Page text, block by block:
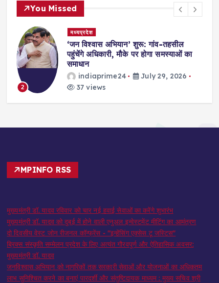
You Missed
2
मध्यप्रदेश
‘जन विश्वास अभियान’ शुरू: गांव-तहसील
पहुंचेंगे अधिकारी, मौके पर होगा समस्याओं का
समाधान
indiaprime24
July 29, 2026
37 views
MPINFO RSS
मुख्यमंत्री डॉ. यादव रविवार को चार नई हवाई सेवाओं का करेंगे शुभारंभ
मुख्यमंत्री डॉ. यादव को दुबई में होने वाली एनुअल इन्वेस्टमेंट मीटिंग का आमंत्रण
दो दिवसीय वेस्ट जोन रीजनल कॉन्फ्रेंस - "इन्हेंसिंग एक्सेस टू जस्टिस"
ब्रिक्स संस्कृति सम्मेलन प्रदेश के लिए अत्यंत गौरवपूर्ण और ऐतिहासिक अवसर:
मुख्यमंत्री डॉ. यादव
जनविश्वास अभियान को नागरिकों तक सरकारी सेवाओं और योजनाओं का अधिकतम
लाभ सुनिश्चित करने का बनाएं पारदर्शी और संतुष्टिदायक माध्यम : मुख्य सचिव श्री